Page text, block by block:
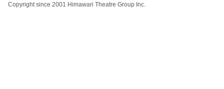
Copyright since 2001 Himawari Theatre Group Inc.